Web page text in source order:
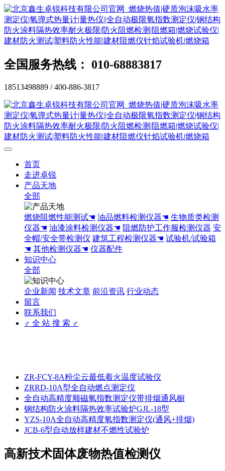
全国服务热线： 010-68883817
18513498889 / 400-886-3817
首页
走进卓锐
产品天地
全部
燃烧阻燃性能测试☚ 油品燃料检测仪器☚ 生物质类检测
仪器☚ 油漆涂料检测仪器☚ 阻燃防护工作服检测仪器 安
全帽/安全带检测仪 建筑工程检测仪器☚ 试验机/试验箱
☚ 其他检测仪器☚ 仪器配件
知识中心
全部
企业新闻 技术文章 前沿资讯 行业动态
留言
联系我们
♂ 全 站 搜 索 ♂
ZR-FCY-8A粉尘云最低着火温度试验仪
ZRRD-10A型全自动燃点测定仪
全自动高精度顺磁氧指数测定仪带排烟通风橱
钢结构防火涂料隔热效率试验炉GJL-18型
YZS-10A全自动高精度氧指数测定仪(通风+排烟)
JCB-6型自动放样建材不燃性试验炉
高新技术固体废物热值检测仪